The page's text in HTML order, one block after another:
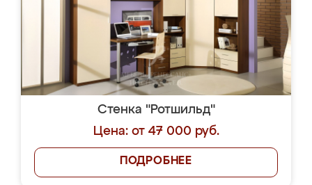
Стенка "Ротшильд"
Цена: от 47 000 руб.
ПОДРОБНЕЕ